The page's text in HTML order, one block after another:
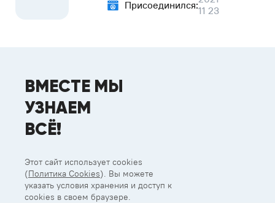
Присоединился:11 23
ВМЕСТЕ МЫ
УЗНАЕМ
ВСЁ!
Этот сайт использует cookies
(Политика Cookies). Вы можете
указать условия хранения и доступ к
cookies в своем браузере.